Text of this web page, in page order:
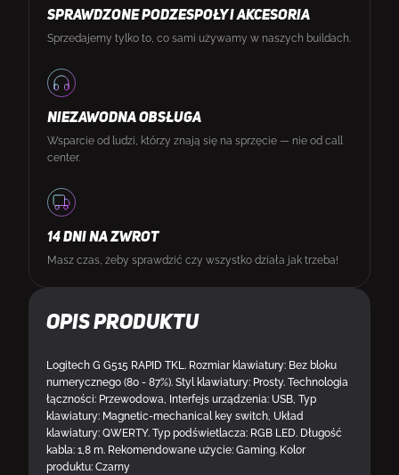
Opis produktu
Logitech G G515 RAPID TKL. Rozmiar klawiatury: Bez bloku
numerycznego (80 - 87%). Styl klawiatury: Prosty. Technologia
łączności: Przewodowa, Interfejs urządzenia: USB, Typ
klawiatury: Magnetic-mechanical key switch, Układ
klawiatury: QWERTY. Typ podświetlacza: RGB LED. Długość
kabla: 1,8 m. Rekomendowane użycie: Gaming. Kolor
produktu: Czarny
SPRAWDZONE PODZESPOŁY I AKCESORIA
Sprzedajemy tylko to, co sami używamy w naszych buildach.
NIEZAWODNA OBSŁUGA
Wsparcie od ludzi, którzy znają się na sprzęcie — nie od call
center.
14 DNI NA ZWROT
Masz czas, żeby sprawdzić czy wszystko działa jak trzeba!